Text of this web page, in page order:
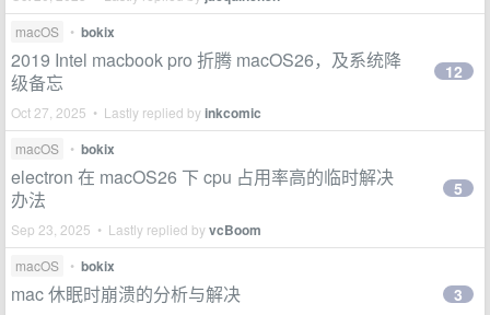
macOS • bokix
2019 Intel macbook pro 折腾 macOS26，及系统降
级备忘
Oct 27, 2025 • Lastly replied byinkcomic
12
macOS • bokix
electron 在 macOS26 下 cpu 占用率高的临时解决
办法
Sep 23, 2025 • Lastly replied byvcBoom
5
macOS • bokix
mac 休眠时崩溃的分析与解决 3